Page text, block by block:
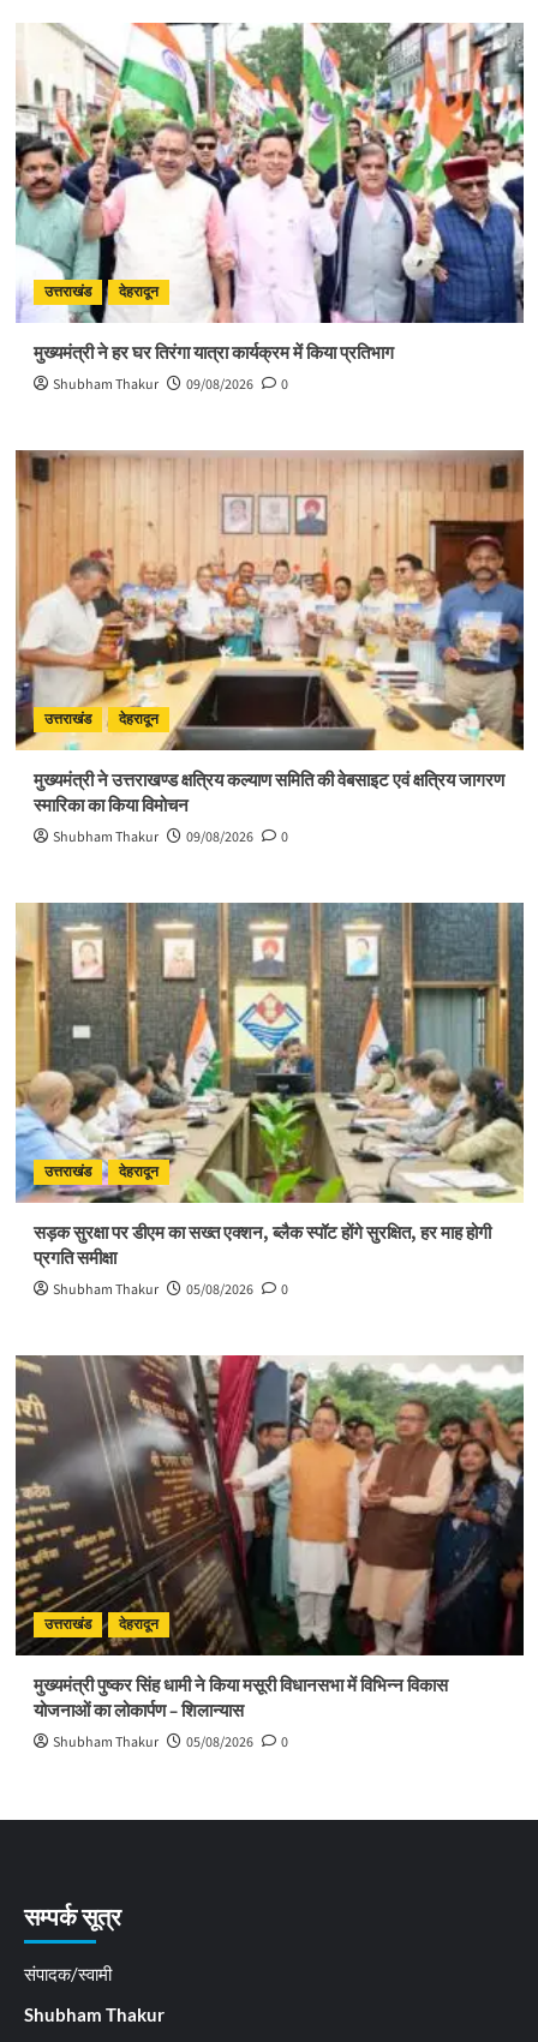
उत्तराखंड देहरादून
मुख्यमंत्री ने हर घर तिरंगा यात्रा कार्यक्रम में किया प्रतिभाग
Shubham Thakur 09/08/2026 0
उत्तराखंड देहरादून
मुख्यमंत्री ने उत्तराखण्ड क्षत्रिय कल्याण समिति की वेबसाइट एवं क्षत्रिय जागरण
स्मारिका का किया विमोचन
Shubham Thakur 09/08/2026 0
उत्तराखंड देहरादून
सड़क सुरक्षा पर डीएम का सख्त एक्शन, ब्लैक स्पॉट होंगे सुरक्षित, हर माह होगी
प्रगति समीक्षा
Shubham Thakur 05/08/2026 0
उत्तराखंड देहरादून
मुख्यमंत्री पुष्कर सिंह धामी ने किया मसूरी विधानसभा में विभिन्न विकास
योजनाओं का लोकार्पण – शिलान्यास
Shubham Thakur 05/08/2026 0
सम्पर्क सूत्र
संपादक/स्वामी
Shubham Thakur